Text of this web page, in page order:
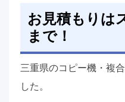
お見積もりは
まで！
三重県のコピー機・複
した。